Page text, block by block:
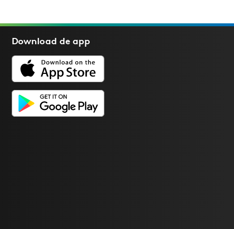
Download deapp